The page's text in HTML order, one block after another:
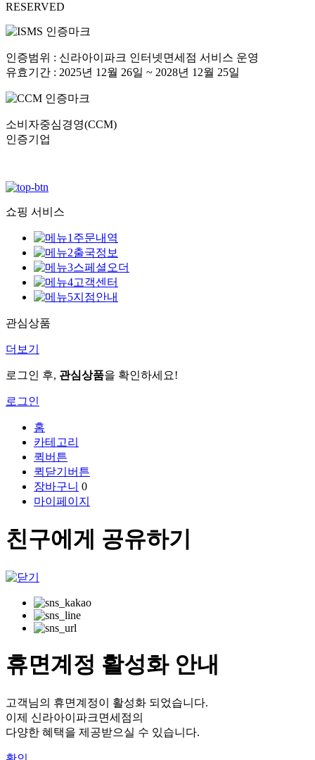
RESERVED
인증범위 : 신라아이파크 인터넷면세점 서비스 운영
유효기간 : 2025년 12월 26일 ~ 2028년 12월 25일
소비자중심경영(CCM)
인증기업
쇼핑 서비스
주문내역
출국정보
스페셜오더
고객센터
지점안내
관심상품
더보기
로그인 후, 관심상품을 확인하세요!
로그인
홈
카테고리
퀵버튼
퀵닫기버튼
장바구니 0
마이페이지
친구에게 공유하기
휴면계정 활성화 안내
고객님의 휴면계정이 활성화 되었습니다.
이제 신라아이파크면세점의
다양한 혜택을 제공받으실 수 있습니다.